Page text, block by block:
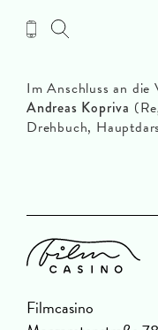
Inhalt
Im Anschluss an
Andreas Kopriva
Drehbuch,
Filmcasino